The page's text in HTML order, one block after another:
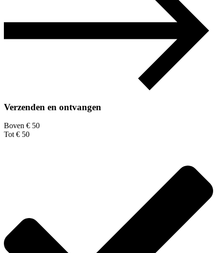
Verzenden en ontvangen
Boven € 50
Tot € 50